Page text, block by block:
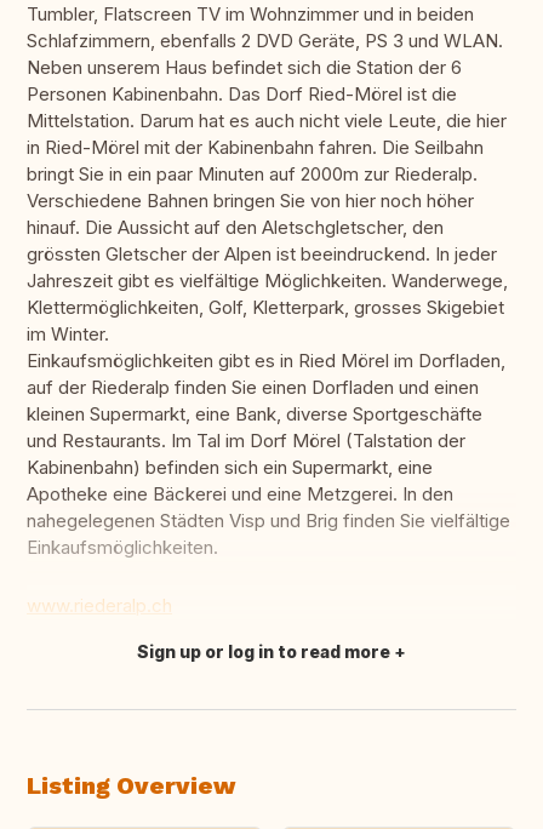
Tumbler, Flatscreen TV im Wohnzimmer und in beiden
Schlafzimmern, ebenfalls 2 DVD Geräte, PS 3 und WLAN.
Neben unserem Haus befindet sich die Station der 6
Personen Kabinenbahn. Das Dorf Ried-Mörel ist die
Mittelstation. Darum hat es auch nicht viele Leute, die hier
in Ried-Mörel mit der Kabinenbahn fahren. Die Seilbahn
bringt Sie in ein paar Minuten auf 2000m zur Riederalp.
Verschiedene Bahnen bringen Sie von hier noch höher
hinauf. Die Aussicht auf den Aletschgletscher, den
grössten Gletscher der Alpen ist beeindruckend. In jeder
Jahreszeit gibt es vielfältige Möglichkeiten. Wanderwege,
Klettermöglichkeiten, Golf, Kletterpark, grosses Skigebiet
im Winter.
Einkaufsmöglichkeiten gibt es in Ried Mörel im Dorfladen,
auf der Riederalp finden Sie einen Dorfladen und einen
kleinen Supermarkt, eine Bank, diverse Sportgeschäfte
und Restaurants. Im Tal im Dorf Mörel (Talstation der
Kabinenbahn) befinden sich ein Supermarkt, eine
Apotheke eine Bäckerei und eine Metzgerei. In den
nahegelegenen Städten Visp und Brig finden Sie vielfältige
Einkaufsmöglichkeiten.
www.riederalp.ch
Translate this
Sign up or log in to read more
Listing Overview